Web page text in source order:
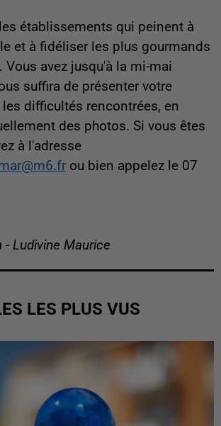
établissements qui peinent à
et à fidéliser les plus gourmands
avez jusqu'à la mi-mai
suffira de présenter votre
difficultés rencontrées, en
des photos. Si vous êtes
à l'adresse
ou bien appelez le 07
Ludivine Maurice
LES PLUS VUS